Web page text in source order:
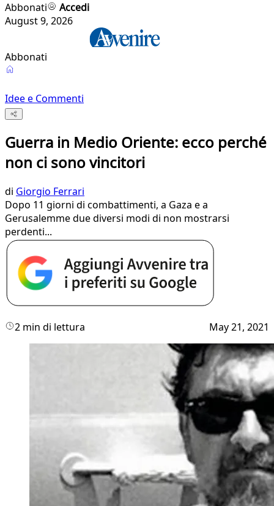
Abbonati
Accedi
August 9, 2026
Abbonati
Idee e Commenti
Guerra in Medio Oriente: ecco perché
non ci sono vincitori
di Giorgio Ferrari
Dopo 11 giorni di combattimenti, a Gaza e a
Gerusalemme due diversi modi di non mostrarsi
perdenti...
2 min di lettura May 21, 2021